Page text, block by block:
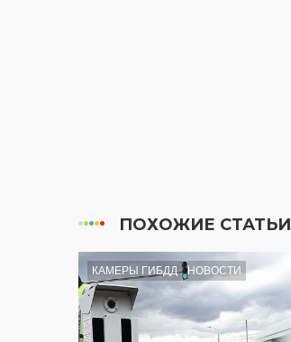
ПОХОЖИЕ СТАТЬИ
КАМЕРЫ ГИБДД НОВОСТИ